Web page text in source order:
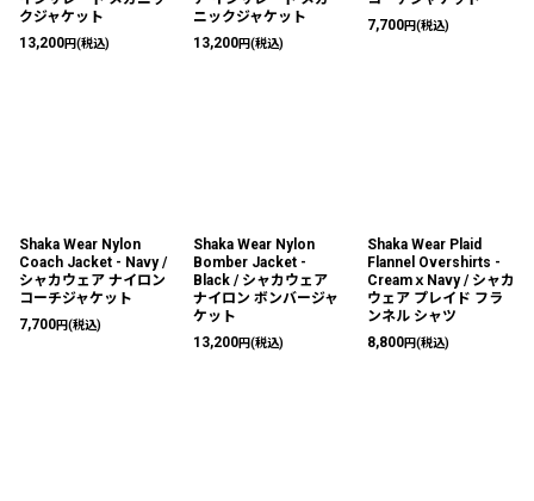
クジャケット
13,200円(税込)
ニックジャケット
13,200円(税込)
7,700円(税込)
Shaka Wear Nylon
Coach Jacket - Navy /
シャカウェア ナイロン
コーチジャケット
7,700円(税込)
Shaka Wear Nylon
Bomber Jacket -
Black / シャカウェア
ナイロン ボンバージャ
ケット
13,200円(税込)
Shaka Wear Plaid
Flannel Overshirts -
CreamｘNavy / シャカ
ウェア プレイド フラ
ンネル シャツ
8,800円(税込)